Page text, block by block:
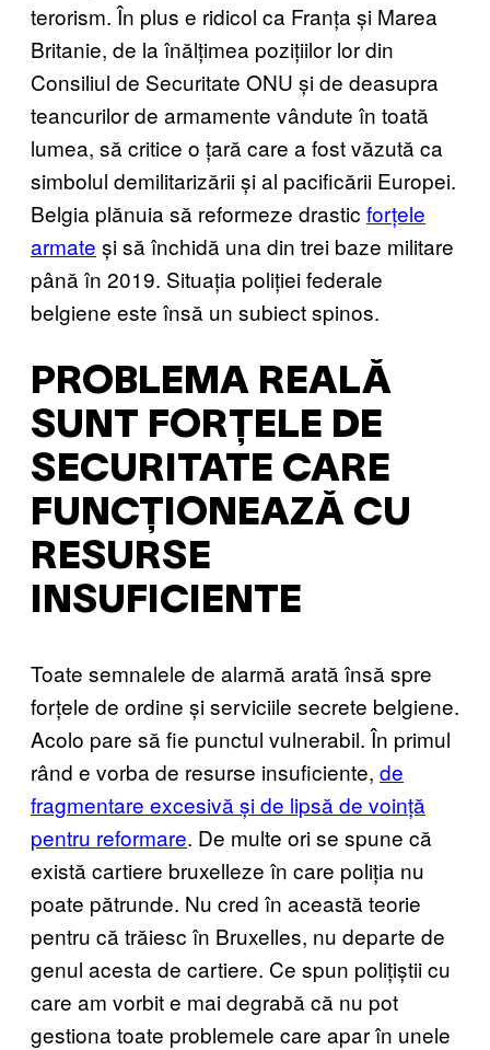
terorism. În plus e ridicol ca Franța și Marea
Britanie, de la înălțimea pozițiilor lor din
Consiliul de Securitate ONU și de deasupra
teancurilor de armamente vândute în toată
lumea, să critice o țară care a fost văzută ca
simbolul demilitarizării și al pacificării Europei.
Belgia plănuia să reformeze drastic forțele
armate și să închidă una din trei baze militare
până în 2019. Situația poliției federale
belgiene este însă un subiect spinos.
PROBLEMA REALĂ
SUNT FORȚELE DE
SECURITATE CARE
FUNCȚIONEAZĂ CU
RESURSE
INSUFICIENTE
Toate semnalele de alarmă arată însă spre
forțele de ordine și serviciile secrete belgiene.
Acolo pare să fie punctul vulnerabil. În primul
rând e vorba de resurse insuficiente, de
fragmentare excesivă și de lipsă de voință
pentru reformare. De multe ori se spune că
există cartiere bruxelleze în care poliția nu
poate pătrunde. Nu cred în această teorie
pentru că trăiesc în Bruxelles, nu departe de
genul acesta de cartiere. Ce spun polițiștii cu
care am vorbit e mai degrabă că nu pot
gestiona toate problemele care apar în unele